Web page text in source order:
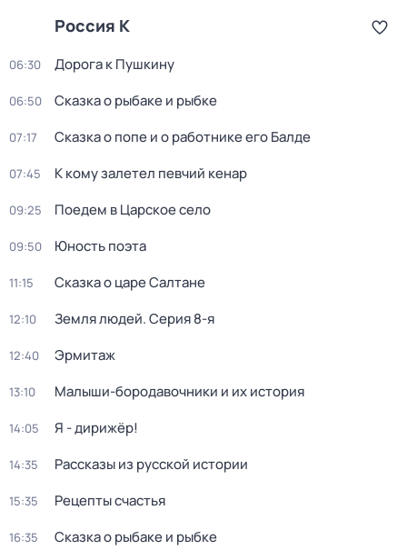
Россия К
06:30 Дорога к Пушкину
06:50 Сказка о рыбаке и рыбке
07:17 Сказка о попе и о работнике его Балде
07:45 К кому залетел певчий кенар
09:25 Поедем в Царское село
09:50 Юность поэта
11:15 Сказка о царе Салтане
12:10 Земля людей. Серия 8-я
12:40 Эрмитаж
13:10 Малыши-бородавочники и их история
14:05 Я - дирижёр!
14:35 Рассказы из русской истории
15:35 Рецепты счастья
16:35 Сказка о рыбаке и рыбке